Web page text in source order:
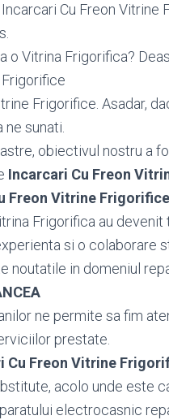
Cu Freon Vitrine
Vitrina Frigorifica?
Frigorifice. Asadar,
sunati.
obiectivul nostru a
Incarcari Cu Freon
Freon Vitrine Frigorifice
Frigorifica au
si o colaborare
noutatile in domeniul
ne permite sa fim
prestate.
Cu Freon Vitrine
acolo unde este
electrocasnic